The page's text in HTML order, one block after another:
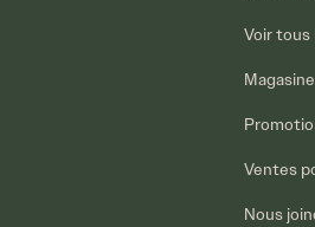
Voir tous
Ventes
Nous